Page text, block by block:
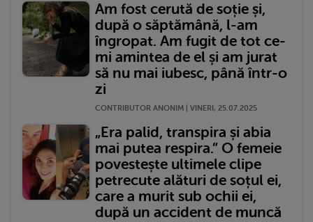
Am fost cerută de soție și,
după o săptămână, l-am
îngropat. Am fugit de tot ce-
mi amintea de el și am jurat
să nu mai iubesc, până într-o
zi
CONTRIBUTOR ANONIM | VINERI, 25.07.2025
„Era palid, transpira și abia
mai putea respira.” O femeie
povestește ultimele clipe
petrecute alături de soțul ei,
care a murit sub ochii ei,
după un accident de muncă